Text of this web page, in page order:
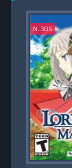
N. 3DS